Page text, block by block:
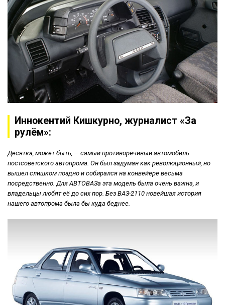
Иннокентий Кишкурно, журналист «За
рулём»:
Десятка, может быть, — самый противоречивый автомобиль
постсоветского автопрома. Он был задуман как революционный, но
вышел слишком поздно и собирался на конвейере весьма
посредственно. Для АВТОВАЗа эта модель была очень важна, и
владельцы любят её до сих пор. Без ВАЗ-2110 новейшая история
нашего автопрома была бы куда беднее.